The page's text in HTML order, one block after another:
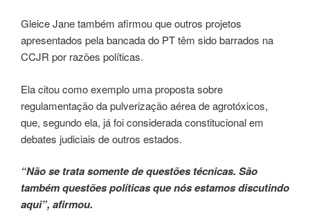
Gleice Jane também afirmou que outros projetos
apresentados pela bancada do PT têm sido barrados na
CCJR por razões políticas.
Ela citou como exemplo uma proposta sobre
regulamentação da pulverização aérea de agrotóxicos,
que, segundo ela, já foi considerada constitucional em
debates judiciais de outros estados.
“Não se trata somente de questões técnicas. São
também questões políticas que nós estamos discutindo
aqui”, afirmou.